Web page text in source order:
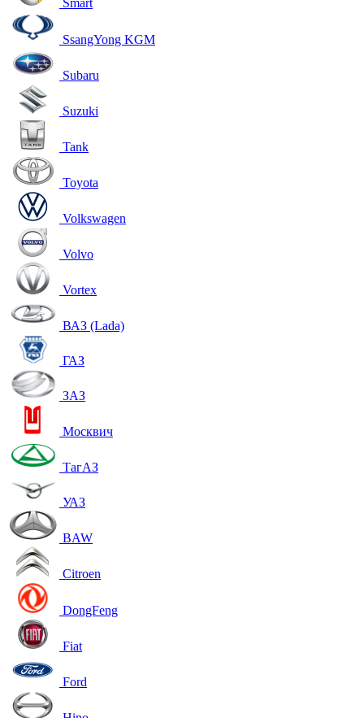
Smart
SsangYong KGM
Subaru
Suzuki
Tank
Toyota
Volkswagen
Volvo
Vortex
ВАЗ (Lada)
ГАЗ
ЗАЗ
Москвич
ТагАЗ
УАЗ
BAW
Citroen
DongFeng
Fiat
Ford